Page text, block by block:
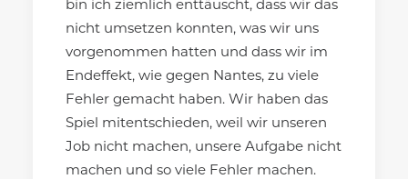
bin ich ziemlich enttäuscht, dass wir das
nicht umsetzen konnten, was wir uns
vorgenommen hatten und dass wir im
Endeffekt, wie gegen Nantes, zu viele
Fehler gemacht haben. Wir haben das
Spiel mitentschieden, weil wir unseren
Job nicht machen, unsere Aufgabe nicht
machen und so viele Fehler machen.